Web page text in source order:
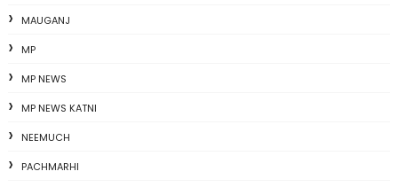
MAUGANJ
MP
MP NEWS
MP NEWS KATNI
NEEMUCH
PACHMARHI